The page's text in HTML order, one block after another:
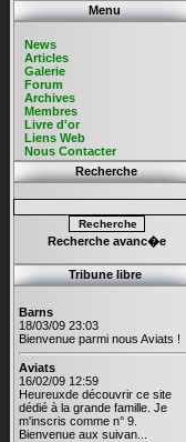
Menu
News
Articles
Galerie
Forum
Archives
Membres
Livre d'or
Liens Web
Nous Contacter
Recherche
Recherche avanc�e
Tribune libre
Barns
18/03/09 23:03
Bienvenue parmi nous Aviats !
Aviats
16/02/09 12:59
Heureuxde découvrir ce site
dédié à la grande famille. Je
m'inscris comme n° 9.
Bienvenue aux suivan...